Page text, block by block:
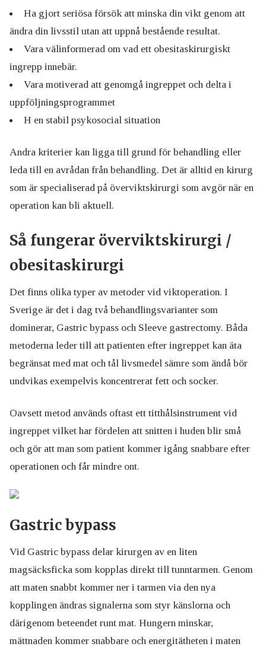
Ha gjort seriösa försök att minska din vikt genom att
ändra din livsstil utan att uppnå bestående resultat.
Vara välinformerad om vad ett obesitaskirurgiskt
ingrepp innebär.
Vara motiverad att genomgå ingreppet och delta i
uppföljningsprogrammet
H en stabil psykosocial situation
Andra kriterier kan ligga till grund för behandling eller
leda till en avrådan från behandling. Det är alltid en kirurg
som är specialiserad på överviktskirurgi som avgör när en
operation kan bli aktuell.
Så fungerar överviktskirurgi /
obesitaskirurgi
Det finns olika typer av metoder vid viktoperation. I
Sverige är det i dag två behandlingsvarianter som
dominerar, Gastric bypass och Sleeve gastrectomy. Båda
metoderna leder till att patienten efter ingreppet kan äta
begränsat med mat och tål livsmedel sämre som ändå bör
undvikas exempelvis koncentrerat fett och socker.
Oavsett metod används oftast ett titthålsinstrument vid
ingreppet vilket har fördelen att snitten i huden blir små
och gör att man som patient kommer igång snabbare efter
operationen och får mindre ont.
Gastric bypass
Vid Gastric bypass delar kirurgen av en liten
magsäcksficka som kopplas direkt till tunntarmen. Genom
att maten snabbt kommer ner i tarmen via den nya
kopplingen ändras signalerna som styr känslorna och
därigenom beteendet runt mat. Hungern minskar,
mättnaden kommer snabbare och energitätheten i maten